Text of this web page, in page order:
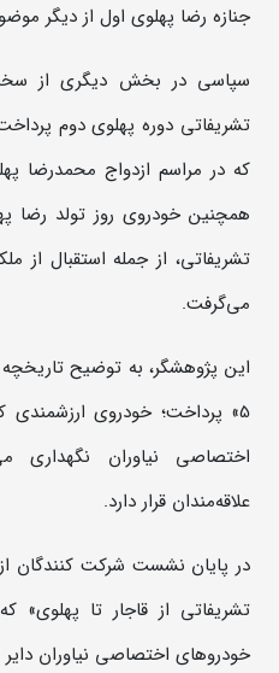
جنازه رضا پهلوی اول از دیگر
سپاسی در بخش دیگری از
که در مراسم ازدواج محمدرضا
همچنین خودروی روز تولد رضا
تشریفاتی، از جمله استقبال از
می‌گرفت.
این پژوهشگر، به توضیح
5» پرداخت؛ خودروی
اختصاصی نیاوران
علاقه‌مندان قرار دارد.
در پایان نشست شرکت کنندگان
خودروهای اختصاصی نیاوران دایر